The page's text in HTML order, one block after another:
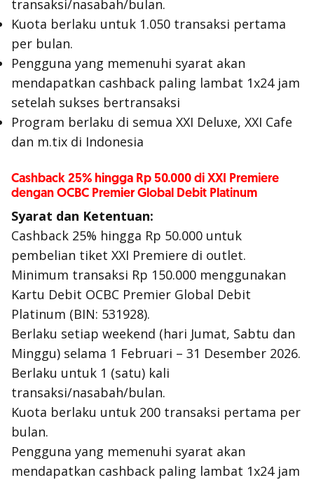
transaksi/nasabah/bulan.
Kuota berlaku untuk 1.050 transaksi pertama
per bulan.
Pengguna yang memenuhi syarat akan
mendapatkan cashback paling lambat 1x24 jam
setelah sukses bertransaksi
Program berlaku di semua XXI Deluxe, XXI Cafe
dan m.tix di Indonesia
Cashback 25% hingga Rp 50.000 di XXI Premiere
dengan OCBC Premier Global Debit Platinum
Syarat dan Ketentuan:
Cashback 25% hingga Rp 50.000 untuk
pembelian tiket XXI Premiere di outlet.
Minimum transaksi Rp 150.000 menggunakan
Kartu Debit OCBC Premier Global Debit
Platinum (BIN: 531928).
Berlaku setiap weekend (hari Jumat, Sabtu dan
Minggu) selama 1 Februari – 31 Desember 2026.
Berlaku untuk 1 (satu) kali
transaksi/nasabah/bulan.
Kuota berlaku untuk 200 transaksi pertama per
bulan.
Pengguna yang memenuhi syarat akan
mendapatkan cashback paling lambat 1x24 jam